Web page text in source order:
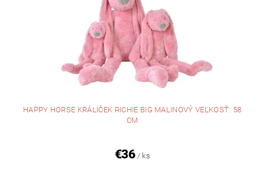
HAPPY HORSE KRÁLIČEK RICHIE BIG MALINOVÝ VEĽKOSŤ: 58
CM
€36 / ks